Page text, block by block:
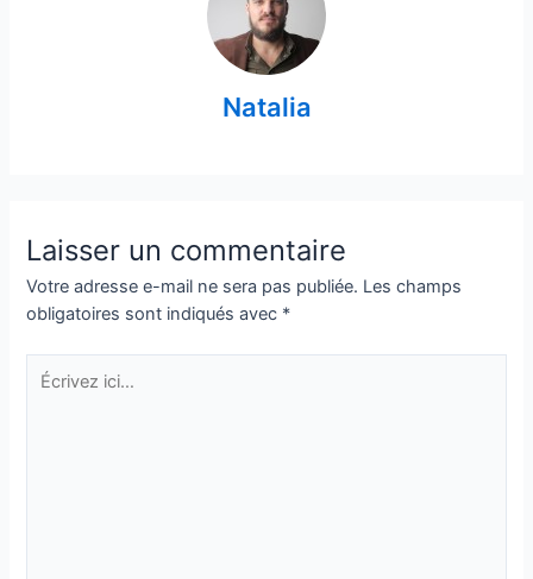
Natalia
Laisser un commentaire
Votre adresse e-mail ne sera pas publiée. Les champs
obligatoires sont indiqués avec *
Écrivez
ici…